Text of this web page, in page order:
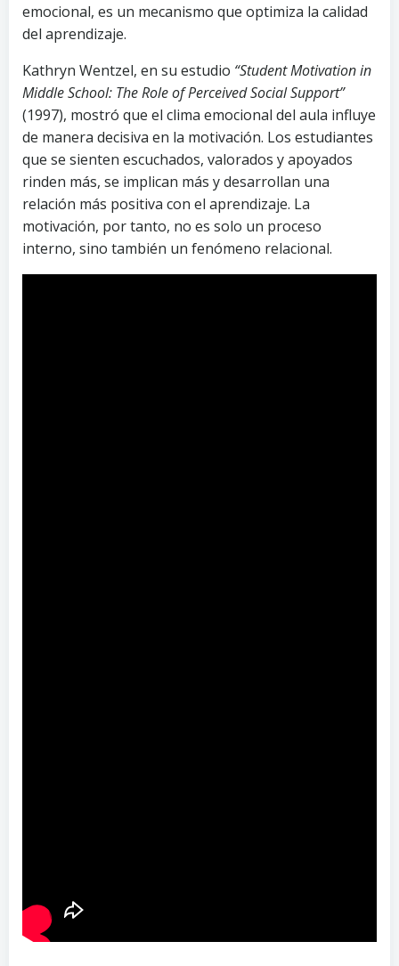
emocional, es un mecanismo que optimiza la calidad
del aprendizaje.
Kathryn Wentzel, en su estudio “Student Motivation in
Middle School: The Role of Perceived Social Support”
(1997), mostró que el clima emocional del aula influye
de manera decisiva en la motivación. Los estudiantes
que se sienten escuchados, valorados y apoyados
rinden más, se implican más y desarrollan una
relación más positiva con el aprendizaje. La
motivación, por tanto, no es solo un proceso
interno, sino también un fenómeno relacional.